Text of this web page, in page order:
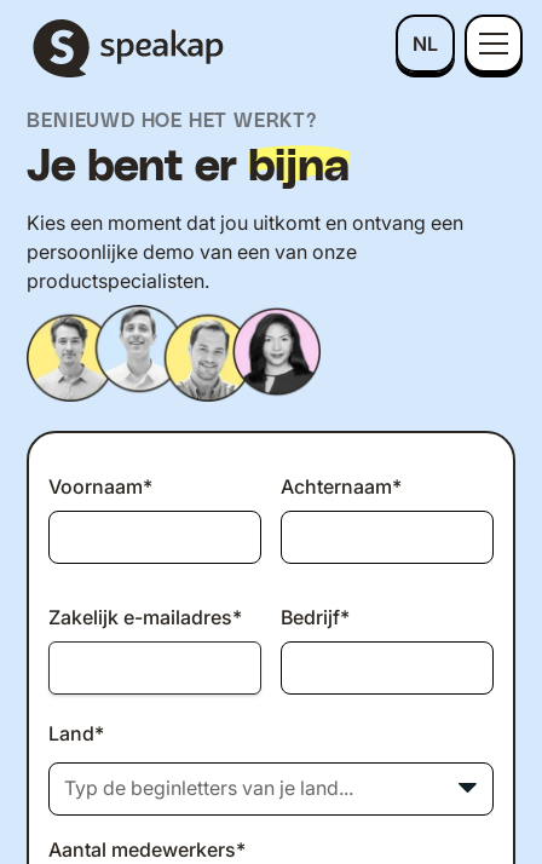
NL
BENIEUWD HOE HET WERKT?
Je bent erbijna
Kies een moment dat jou uitkomt en ontvang een
persoonlijke demo van een van onze
productspecialisten.
Voornaam* Achternaam*
Zakelijk e-mailadres* Bedrijf*
Land*
Typ de beginletters van je land...
Aantal medewerkers*